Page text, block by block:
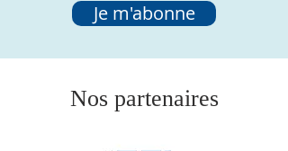
Je m'abonne
Nos partenaires